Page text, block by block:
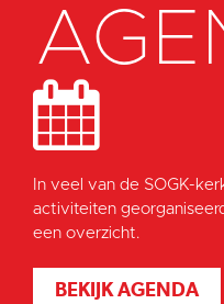
In veel van de SOGK-
activiteiten
een overzicht.
BEKIJK AGENDA